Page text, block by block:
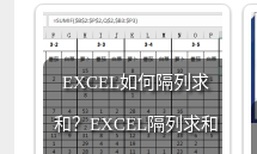
EXCEL如何隔列求
和？EXCEL隔列求和